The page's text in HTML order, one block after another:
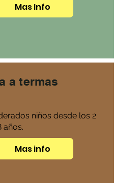
Mas Info
a termas
niños desde los 2
años.
Mas info